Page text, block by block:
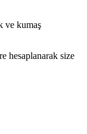
ve kumaş
hesaplanarak size